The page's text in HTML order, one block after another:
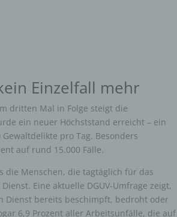
Einzelfall mehr
dritten Mal in Folge steigt die
ein neuer Höchststand erreicht – ein
pro Tag. Besonders
auf rund 15.000 Fälle.
die Menschen, die tagtäglich für das
Eine aktuelle DGUV-Umfrage zeigt,
Dienst bereits beschimpft, bedroht oder
6,9 Prozent aller Arbeitsunfälle, die auf